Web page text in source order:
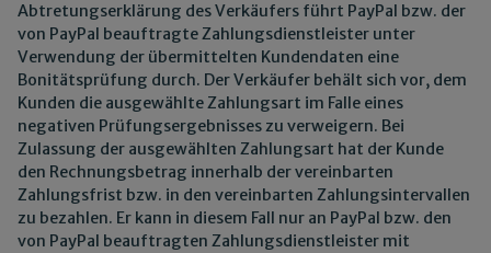
Abtretungserklärung des Verkäufers führt PayPal bzw. der
von PayPal beauftragte Zahlungsdienstleister unter
Verwendung der übermittelten Kundendaten eine
Bonitätsprüfung durch. Der Verkäufer behält sich vor, dem
Kunden die ausgewählte Zahlungsart im Falle eines
negativen Prüfungsergebnisses zu verweigern. Bei
Zulassung der ausgewählten Zahlungsart hat der Kunde
den Rechnungsbetrag innerhalb der vereinbarten
Zahlungsfrist bzw. in den vereinbarten Zahlungsintervallen
zu bezahlen. Er kann in diesem Fall nur an PayPal bzw. den
von PayPal beauftragten Zahlungsdienstleister mit